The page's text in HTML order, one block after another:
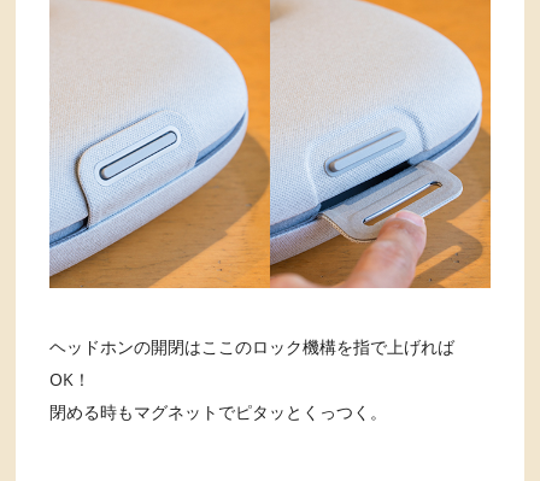
ヘッドホンの開閉はここのロック機構を指で上げれば
OK！
閉める時もマグネットでピタッとくっつく。